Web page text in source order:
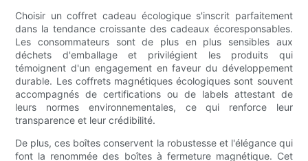
Choisir un coffret cadeau écologique s'inscrit parfaitement
dans la tendance croissante des cadeaux écoresponsables.
Les consommateurs sont de plus en plus sensibles aux
déchets d'emballage et privilégient les produits qui
témoignent d'un engagement en faveur du développement
durable. Les coffrets magnétiques écologiques sont souvent
accompagnés de certifications ou de labels attestant de
leurs normes environnementales, ce qui renforce leur
transparence et leur crédibilité.
De plus, ces boîtes conservent la robustesse et l'élégance qui
font la renommée des boîtes à fermeture magnétique. Cet